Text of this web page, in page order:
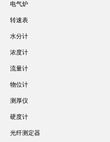
电气炉
转速表
水分计
浓度计
流量计
物位计
测厚仪
硬度计
光纤测定器